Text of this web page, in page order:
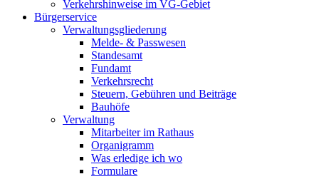
Verkehrshinweise im VG-Gebiet
Bürgerservice
Verwaltungsgliederung
Melde- & Passwesen
Standesamt
Fundamt
Verkehrsrecht
Steuern, Gebühren und Beiträge
Bauhöfe
Verwaltung
Mitarbeiter im Rathaus
Organigramm
Was erledige ich wo
Formulare